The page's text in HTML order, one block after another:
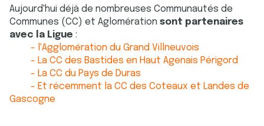
Aujourd'hui déjà de nombreuses Communautés de
Communes (CC) et Aglomération sont partenaires
avec la Ligue :
- l'Agglomération du Grand Villneuvois
- La CC des Bastides en Haut Agenais Périgord
- La CC du Pays de Duras
- Et récemment la CC des Coteaux et Landes de
Gascogne